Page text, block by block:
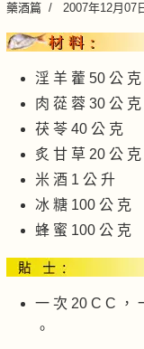
藥酒篇 2007年12月07
淫 羊 藿 50 公 克
肉 蓯 蓉 30 公 克
茯 苓 40 公 克
炙 甘 草 20 公 克
米 酒 1 公 升
冰 糖 100 公 克
蜂 蜜 100 公 克
一 次 20 C C ，
。